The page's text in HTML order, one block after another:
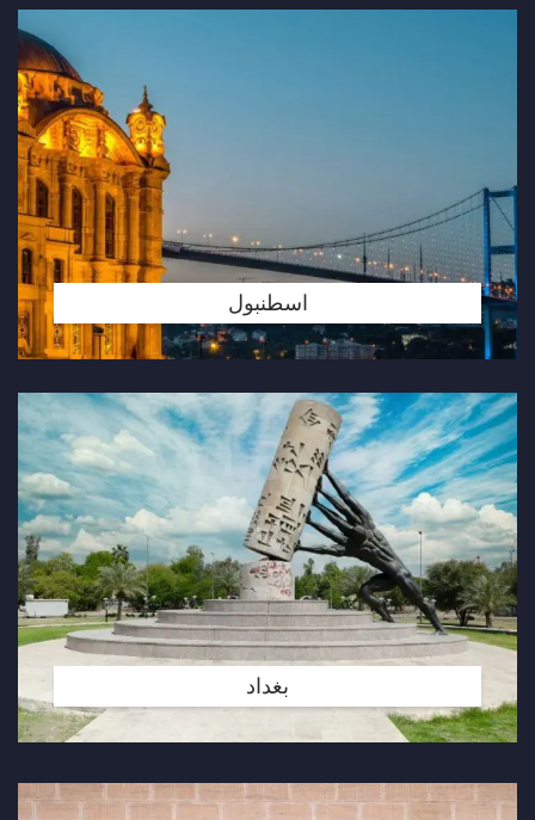
اسطنبول
بغداد